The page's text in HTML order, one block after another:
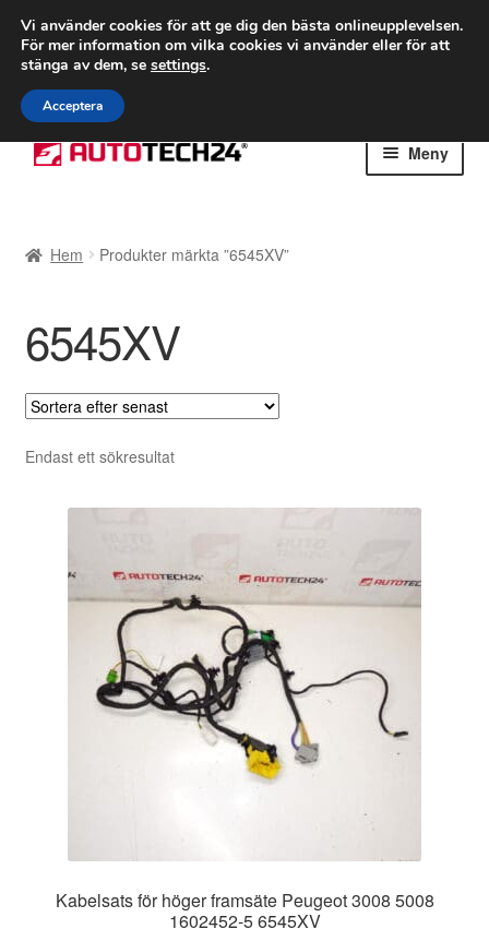
FRAKT från 75 kr
Världsomspännande frakt
Ring 766 924 713
Hoppa
till
Hoppa
till
Meny
Betalningar
Integritetspolicy
Klagomål
Kolla upp
Kontakt
Reklamationsprocedur
Villkor
Hem Produkter märkta ”6545XV”
6545XV
Endast ett sökresultat
Kabelsats för höger framsäte Peugeot 3008 5008
1602452-5 6545XV
Vi använder cookies för att ge dig den bästa onlineupplevelsen.
För mer information om vilka cookies vi använder eller för att
stänga av dem, se settings.
Acceptera